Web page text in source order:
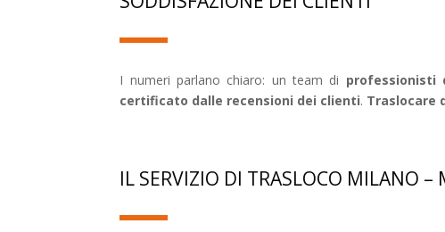
I numeri parlano chiaro: un team di professionisti
certificato dalle recensioni dei clienti. Traslocare
IL SERVIZIO DI TRASLOCO MILANO –